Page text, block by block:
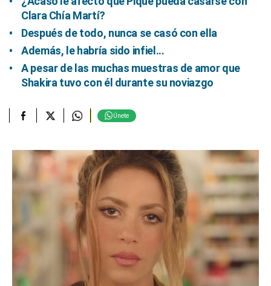
Clara Chía Martí?
Después de todo, nunca se casó con ella
Además, le habría sido infiel...
A pesar de las muchas muestras de amor que
Shakira tuvo con él durante su noviazgo
Únete